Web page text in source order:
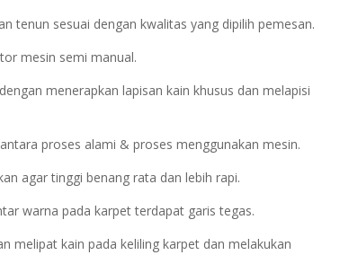
tenun sesuai dengan kwalitas yang dipilih pemesan.
mesin semi manual.
menerapkan lapisan kain khusus dan melapisi
proses alami & proses menggunakan mesin.
agar tinggi benang rata dan lebih rapi.
warna pada karpet terdapat garis tegas.
melipat kain pada keliling karpet dan melakukan